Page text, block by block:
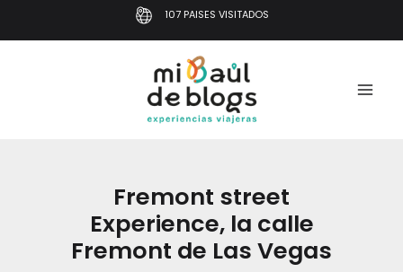
al
107 PAISES VISITADOS
Fremont street
Experience, la calle
Fremont de Las Vegas